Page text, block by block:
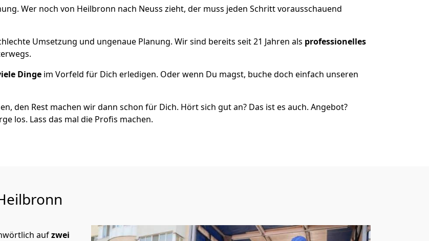
Wer noch von Heilbronn nach Neuss zieht, der muss jeden Schritt vorausschauend
Umsetzung und ungenaue Planung. Wir sind bereits seit 21 Jahren als professionelles
Dinge im Vorfeld für Dich erledigen. Oder wenn Du magst, buche doch einfach unseren
den Rest machen wir dann schon für Dich. Hört sich gut an? Das ist es auch. Angebot?
los. Lass das mal die Profis machen.
aufzwei